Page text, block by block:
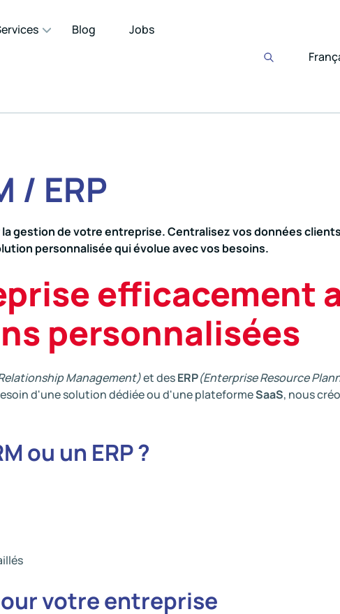
Blog Jobs
/ ERP
la gestion de votre entreprise. Centralisez vos données
personnalisée qui évolue avec vos besoins.
efficacement
personnalisées
Management)et desERP(Enterprise Resource
d'une solution dédiée ou d'une plateformeSaaS, nous
ou un ERP ?
votre entreprise